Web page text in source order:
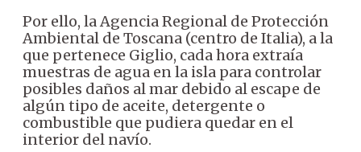
Por ello, la Agencia Regional de Protección
Ambiental de Toscana (centro de Italia), a la
que pertenece Giglio, cada hora extraía
muestras de agua en la isla para controlar
posibles daños al mar debido al escape de
algún tipo de aceite, detergente o
combustible que pudiera quedar en el
interior del navío.